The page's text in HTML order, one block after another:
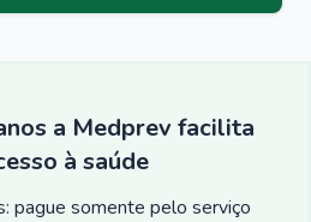
a Medprev facilita
à saúde
pague somente pelo serviço